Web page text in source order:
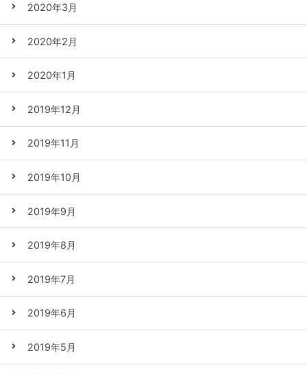
2020年3月
2020年2月
2020年1月
2019年12月
2019年11月
2019年10月
2019年9月
2019年8月
2019年7月
2019年6月
2019年5月